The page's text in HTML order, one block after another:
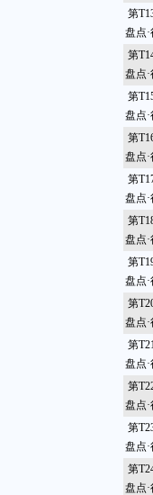
第
盘点
第
盘点
第
盘点
第
盘点
第
盘点
第
盘点
第
盘点
第
盘点
第
盘点
第
盘点
第
盘点
第
盘点